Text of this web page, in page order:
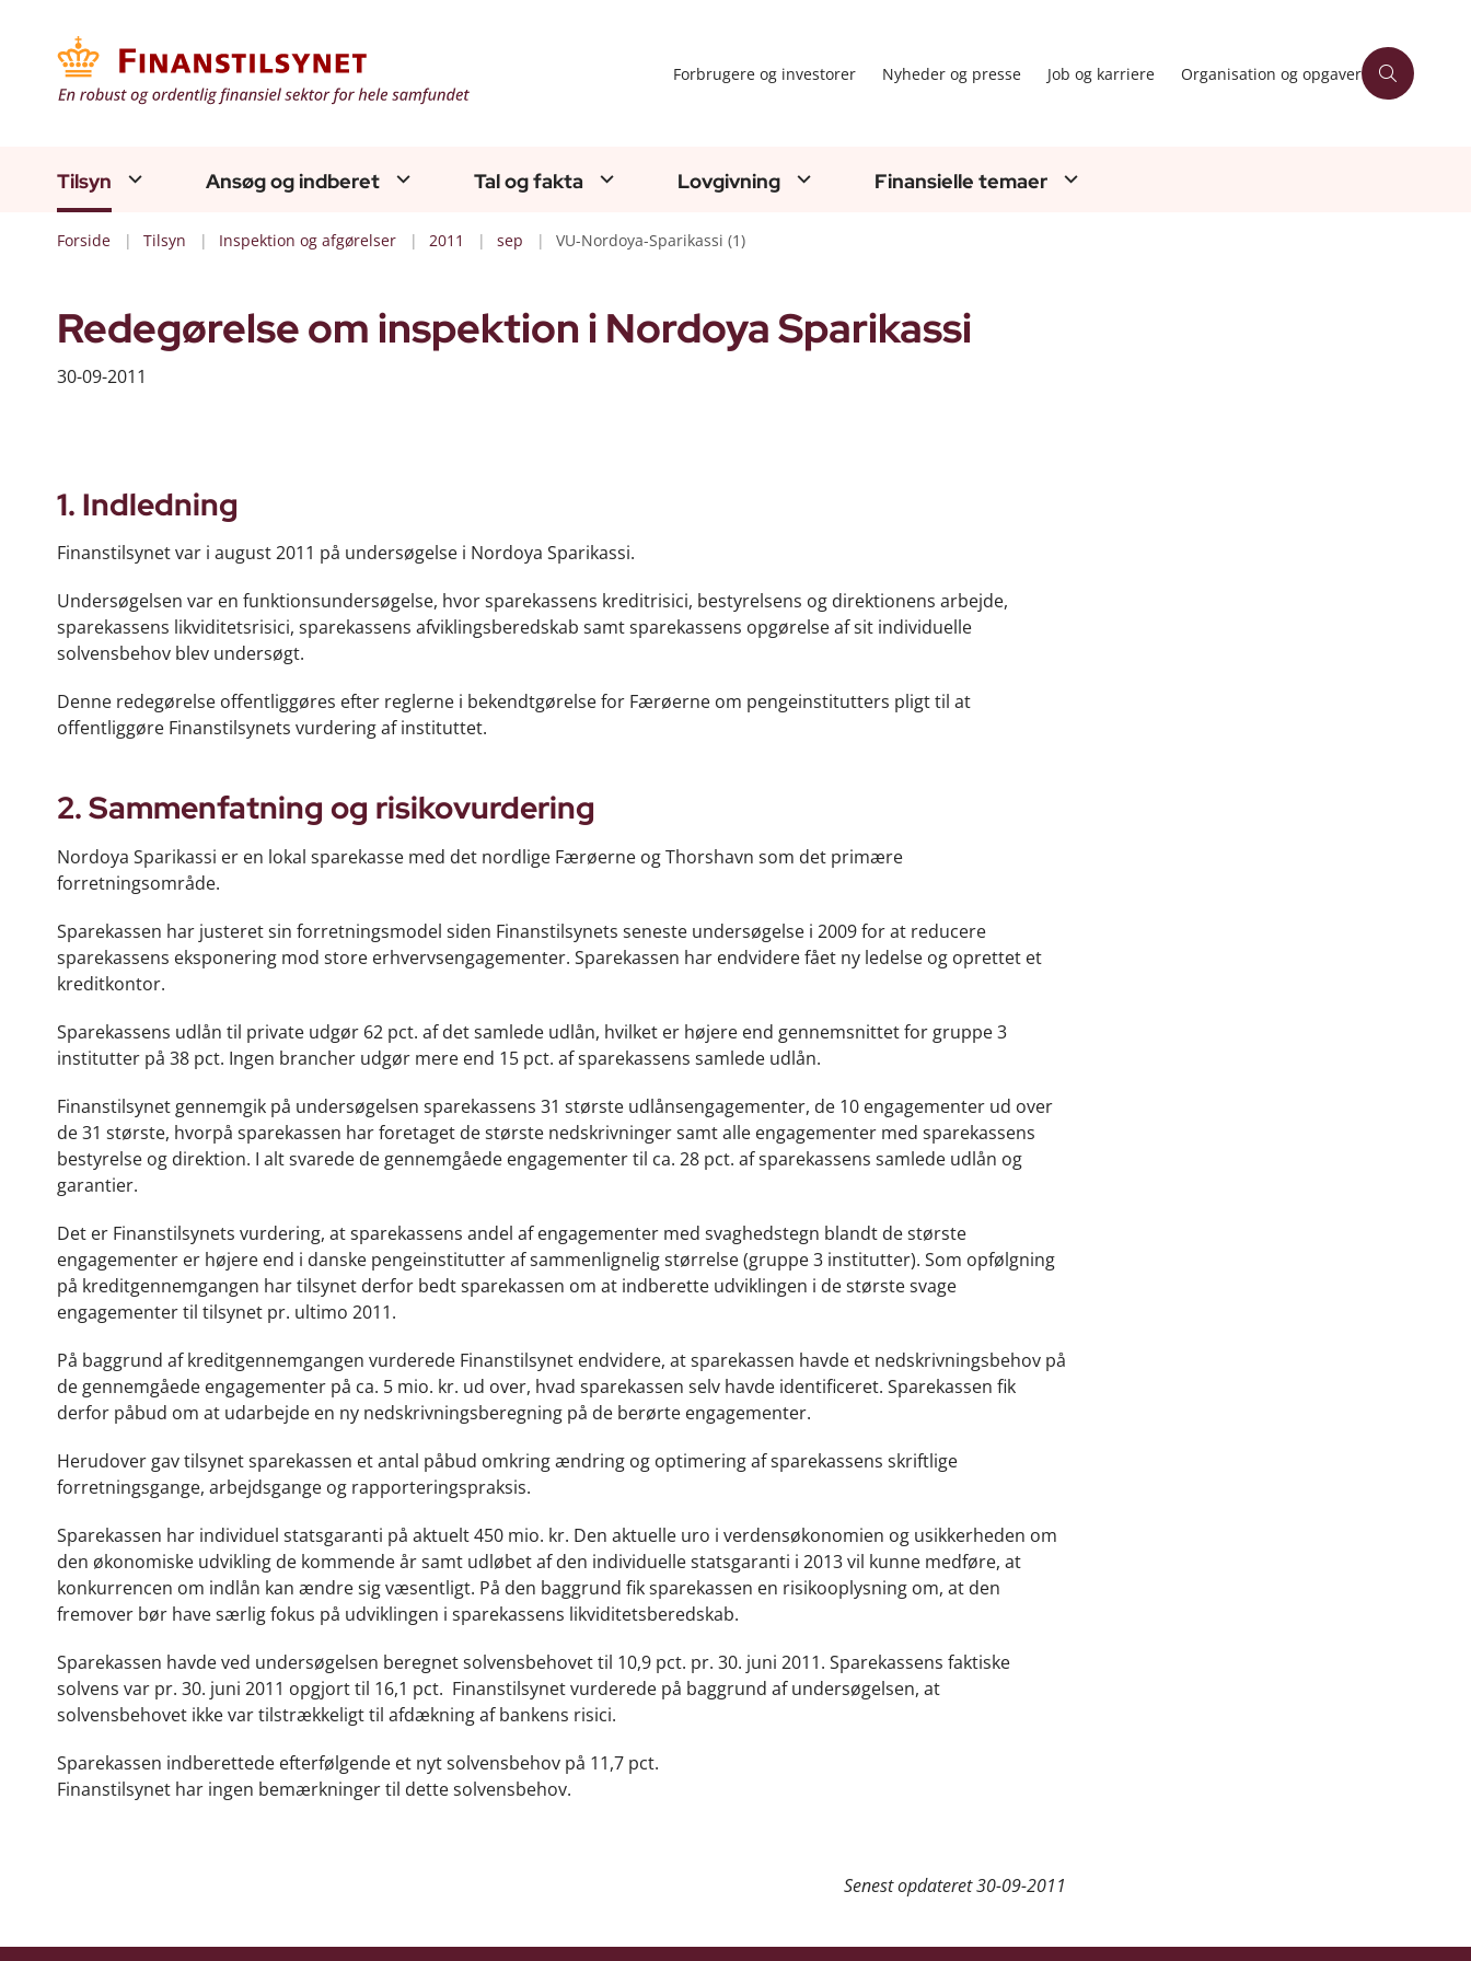
Forbrugere og investorer Nyheder og presse Job og karriere Organisation og opgaver
Tilsyn Ansøg og indberet Tal og fakta Lovgivning Finansielle temaer
Forside Tilsyn Inspektion og afgørelser 2011 sep VU-Nordoya-Sparikassi (1)
Redegørelse om inspektion i Nordoya Sparikassi
30-09-2011
1. Indledning
Finanstilsynet var i august 2011 på undersøgelse i Nordoya Sparikassi.
Undersøgelsen var en funktionsundersøgelse, hvor sparekassens kreditrisici, bestyrelsens og direktionens arbejde,
sparekassens likviditetsrisici, sparekassens afviklingsberedskab samt sparekassens opgørelse af sit individuelle
solvensbehov blev undersøgt.
Denne redegørelse offentliggøres efter reglerne i bekendtgørelse for Færøerne om pengeinstitutters pligt til at
offentliggøre Finanstilsynets vurdering af instituttet.
2. Sammenfatning og risikovurdering
Nordoya Sparikassi er en lokal sparekasse med det nordlige Færøerne og Thorshavn som det primære
forretningsområde.
Sparekassen har justeret sin forretningsmodel siden Finanstilsynets seneste undersøgelse i 2009 for at reducere
sparekassens eksponering mod store erhvervsengagementer. Sparekassen har endvidere fået ny ledelse og oprettet et
kreditkontor.
Sparekassens udlån til private udgør 62 pct. af det samlede udlån, hvilket er højere end gennemsnittet for gruppe 3
institutter på 38 pct. Ingen brancher udgør mere end 15 pct. af sparekassens samlede udlån.
Finanstilsynet gennemgik på undersøgelsen sparekassens 31 største udlånsengagementer, de 10 engagementer ud over
de 31 største, hvorpå sparekassen har foretaget de største nedskrivninger samt alle engagementer med sparekassens
bestyrelse og direktion. I alt svarede de gennemgåede engagementer til ca. 28 pct. af sparekassens samlede udlån og
garantier.
Det er Finanstilsynets vurdering, at sparekassens andel af engagementer med svaghedstegn blandt de største
engagementer er højere end i danske pengeinstitutter af sammenlignelig størrelse (gruppe 3 institutter). Som opfølgning
på kreditgennemgangen har tilsynet derfor bedt sparekassen om at indberette udviklingen i de største svage
engagementer til tilsynet pr. ultimo 2011.
På baggrund af kreditgennemgangen vurderede Finanstilsynet endvidere, at sparekassen havde et nedskrivningsbehov på
de gennemgåede engagementer på ca. 5 mio. kr. ud over, hvad sparekassen selv havde identificeret. Sparekassen fik
derfor påbud om at udarbejde en ny nedskrivningsberegning på de berørte engagementer.
Herudover gav tilsynet sparekassen et antal påbud omkring ændring og optimering af sparekassens skriftlige
forretningsgange, arbejdsgange og rapporteringspraksis.
Sparekassen har individuel statsgaranti på aktuelt 450 mio. kr. Den aktuelle uro i verdensøkonomien og usikkerheden om
den økonomiske udvikling de kommende år samt udløbet af den individuelle statsgaranti i 2013 vil kunne medføre, at
konkurrencen om indlån kan ændre sig væsentligt. På den baggrund fik sparekassen en risikooplysning om, at den
fremover bør have særlig fokus på udviklingen i sparekassens likviditetsberedskab.
Sparekassen havde ved undersøgelsen beregnet solvensbehovet til 10,9 pct. pr. 30. juni 2011. Sparekassens faktiske
solvens var pr. 30. juni 2011 opgjort til 16,1 pct. Finanstilsynet vurderede på baggrund af undersøgelsen, at
solvensbehovet ikke var tilstrækkeligt til afdækning af bankens risici.
Sparekassen indberettede efterfølgende et nyt solvensbehov på 11,7 pct.
Finanstilsynet har ingen bemærkninger til dette solvensbehov.
Senest opdateret30-09-2011